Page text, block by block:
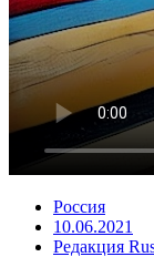
Россия
10.06.2021
Редакция